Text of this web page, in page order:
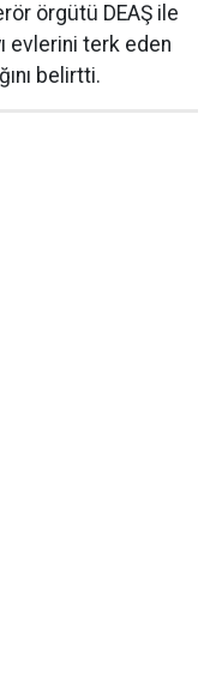
örgütü DEAŞ ile
evlerini terk eden
belirtti.